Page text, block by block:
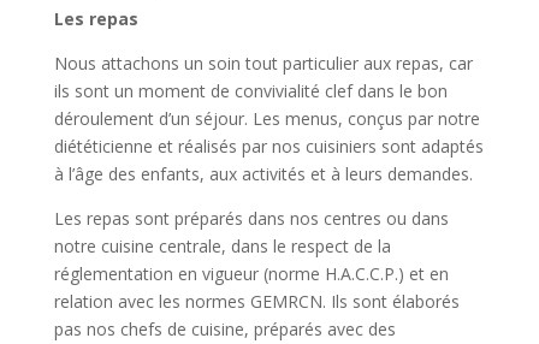
Les repas
Nous attachons un soin tout particulier aux repas, car
ils sont un moment de convivialité clef dans le bon
déroulement d’un séjour. Les menus, conçus par notre
diététicienne et réalisés par nos cuisiniers sont adaptés
à l’âge des enfants, aux activités et à leurs demandes.
Les repas sont préparés dans nos centres ou dans
notre cuisine centrale, dans le respect de la
réglementation en vigueur (norme H.A.C.C.P.) et en
relation avec les normes GEMRCN. Ils sont élaborés
pas nos chefs de cuisine, préparés avec des